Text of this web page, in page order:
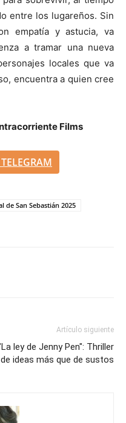
entre los lugareños. Sin
empatía y astucia, va
a tramar una nueva
locales que va
encuentra a quien cree
Films
de San Sebastián 2025
Artículo siguiente
ley de Jenny Pen": Thriller
de ideas más que de sustos